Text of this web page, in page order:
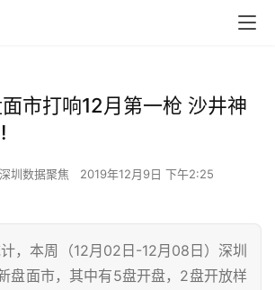
市打响12月第一枪 沙井神
圳数据聚焦
2019年12月9日 下午2:25
，本周（12月02日-12月08日）深圳
盘面市，其中有5盘开盘，2盘开放样